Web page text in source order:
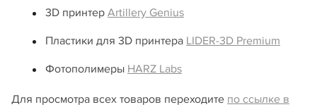
3D принтер Artillery Genius
Пластики для 3D принтера LIDER-3D Premium
Фотополимеры HARZ Labs
Для просмотра всех товаров переходите по ссылке в